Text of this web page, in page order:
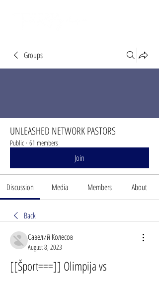
Groups
UNLEASHED NETWORK PASTORS
Public · 61 members
Join
Discussion Media Members About
Back
Савелий Колесов
August 8, 2023
[[Šport===]] Olimpija vs